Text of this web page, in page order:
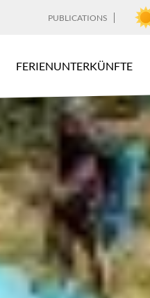
PUBLICATIONS
FERIENUNTERKÜNFTE